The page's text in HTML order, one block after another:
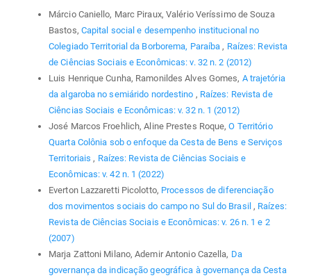
Márcio Caniello, Marc Piraux, Valério Veríssimo de Souza
Bastos, Capital social e desempenho institucional no
Colegiado Territorial da Borborema, Paraíba , Raízes: Revista
de Ciências Sociais e Econômicas: v. 32 n. 2 (2012)
Luis Henrique Cunha, Ramonildes Alves Gomes, A trajetória
da algaroba no semiárido nordestino , Raízes: Revista de
Ciências Sociais e Econômicas: v. 32 n. 1 (2012)
José Marcos Froehlich, Aline Prestes Roque,O Território
Quarta Colônia sob o enfoque da Cesta de Bens e Serviços
Territoriais , Raízes: Revista de Ciências Sociais e
Econômicas: v. 42 n. 1 (2022)
Everton Lazzaretti Picolotto, Processos de diferenciação
dos movimentos sociais do campo no Sul do Brasil , Raízes:
Revista de Ciências Sociais e Econômicas: v. 26 n. 1 e 2
(2007)
Marja Zattoni Milano, Ademir Antonio Cazella, Da
governança da indicação geográfica à governança da Cesta